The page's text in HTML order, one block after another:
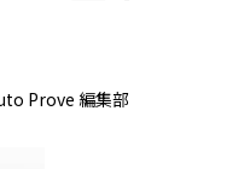
Prove 編集部